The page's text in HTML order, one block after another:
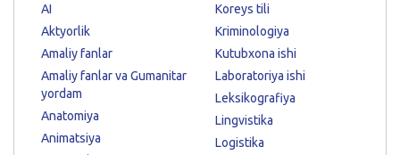
AI
Aktyorlik
Amaliy fanlar
Amaliy fanlar va Gumanitar
yordam
Anatomiya
Animatsiya
Koreys tili
Kriminologiya
Kutubxona ishi
Laboratoriya ishi
Leksikografiya
Lingvistika
Logistika